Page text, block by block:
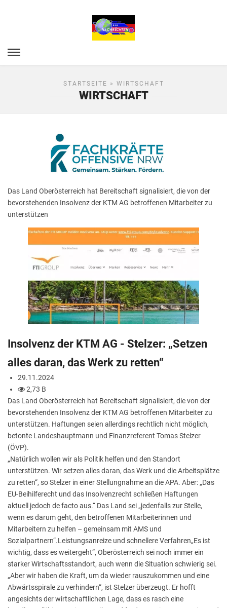
STARTSEITE » WIRTSCHAFT
WIRTSCHAFT
Das Land Oberösterreich hat Bereitschaft signalisiert, die von der
bevorstehenden Insolvenz der KTM AG betroffenen Mitarbeiter zu
unterstützen
Insolvenz der KTM AG - Stelzer: „Setzen
alles daran, das Werk zu retten“
29.11.2024
2,73 B
Das Land Oberösterreich hat Bereitschaft signalisiert, die von der
bevorstehenden Insolvenz der KTM AG betroffenen Mitarbeiter zu
unterstützen. Haftungen seien allerdings rechtlich nicht möglich,
betonte Landeshauptmann und Finanzreferent Tomas Stelzer
(ÖVP).
„Natürlich wollen wir als Politik helfen und den Standort
unterstützen. Wir setzen alles daran, das Werk und die Arbeitsplätze
zu retten“, so Stelzer in einer Stellungnahme an die APA. Aber: „Das
EU-Beihilferecht und das Insolvenzrecht schließen Haftungen
aktuell jedoch de facto aus.“ Das Land sei „jedenfalls zur Stelle,
wenn es darum geht, den betroffenen Mitarbeiterinnen und
Mitarbeitern zu helfen – gemeinsam mit AMS und
Sozialpartnern“.Leistungsanreize und schnellere Verfahren„Es ist
wichtig, dass es weitergeht“, Oberösterreich sei noch immer ein
starker Wirtschaftsstandort, auch wenn die Situation schwierig sei.
„Aber wir haben die Kraft, um da wieder rauszukommen und eine
Abwärtsspirale zu verhindern“, ist Stelzer überzeugt. Er hofft
angesichts der wirtschaftlichen Lage, dass es rasch eine